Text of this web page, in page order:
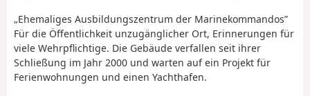
„Ehemaliges Ausbildungszentrum der Marinekommandos”
Für die Öffentlichkeit unzugänglicher Ort, Erinnerungen für
viele Wehrpflichtige. Die Gebäude verfallen seit ihrer
Schließung im Jahr 2000 und warten auf ein Projekt für
Ferienwohnungen und einen Yachthafen.